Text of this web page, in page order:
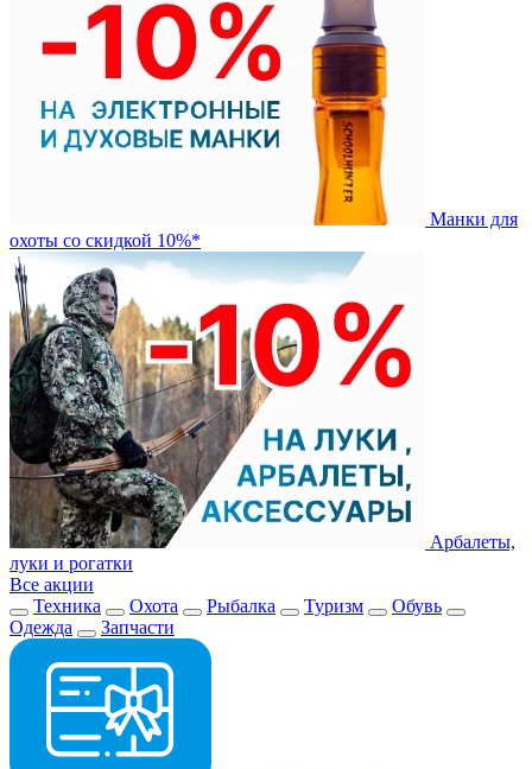
Манки для
охоты со скидкой 10%*
Арбалеты,
луки и рогатки
Все акции
Техника
Охота Рыбалка Туризм
Обувь
Одежда
Запчасти